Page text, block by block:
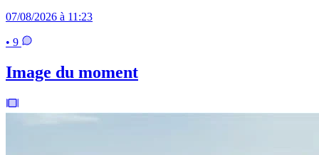
07/08/2026 à 11:23
• 9
Image du moment